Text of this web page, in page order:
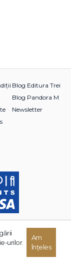
Blog Editura Trei
Blog Pandora M
Newsletter
rezervate.
urilor.
Am
înțeles